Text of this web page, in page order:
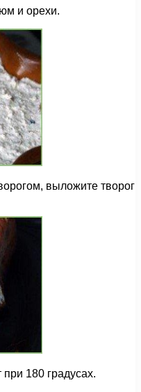
и орехи.
выложите творог
180 градусах.